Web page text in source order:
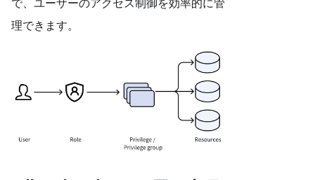
理できます。